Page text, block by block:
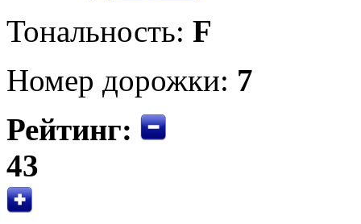
Тональность: F
Номер дорожки: 7
Рейтинг:
43